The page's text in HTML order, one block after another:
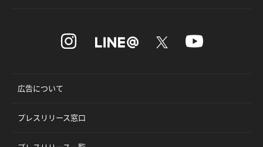
広告について
プレスリリース窓口